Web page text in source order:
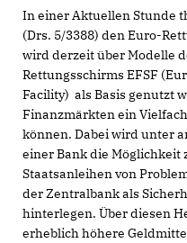
In einer Aktuellen Stunde
(Drs. 5/3388) den Euro-
wird derzeit über Modelle
Rettungsschirms EFSF
Facility) als Basis genutzt
Finanzmärkten ein
können. Dabei wird unter
einer Bank die Möglichkeit
Staatsanleihen von
der Zentralbank als
hinterlegen. Über diesen
erheblich höhere